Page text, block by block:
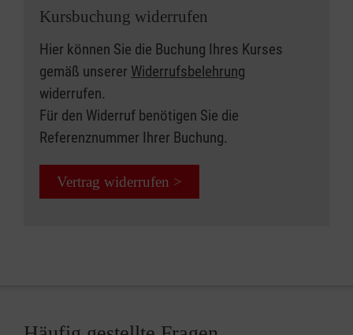
Kursbuchung widerrufen
Hier können Sie die Buchung Ihres Kurses
gemäß unserer Widerrufsbelehrung
widerrufen.
Für den Widerruf benötigen Sie die
Referenznummer Ihrer Buchung.
Vertrag widerrufen >